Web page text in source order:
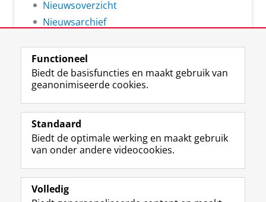
Nieuwsoverzicht
Nieuwsarchief
Volg de RUG
F
a
e
b
o
L
i
k
e
I
R
S
-
f
e
I
n
t
r
Y
o
T
e
Studiekiezers
Alumni
Functioneel
Biedt de basisfuncties en maakt gebruik van
geanonimiseerde cookies.
Standaard
Biedt de optimale werking en maakt gebruik
van onder andere videocookies.
Volledig